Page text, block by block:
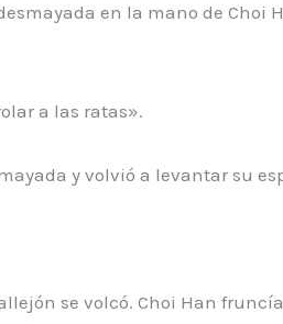
en la mano de Choi
a las ratas».
y volvió a levantar su
se volcó. Choi Han